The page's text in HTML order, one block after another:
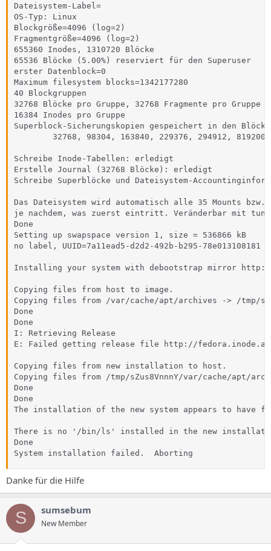
Dateisystem-Label=
OS-Typ: Linux
Blockgröße=4096 (log=2)
Fragmentgröße=4096 (log=2)
655360 Inodes, 1310720 Blöcke
65536 Blöcke (5.00%) reserviert für den Superuser
erster Datenblock=0
Maximum filesystem blocks=1342177280
40 Blockgruppen
32768 Blöcke pro Gruppe, 32768 Fragmente pro Gruppe
16384 Inodes pro Gruppe
Superblock-Sicherungskopien gespeichert in den
32768, 98304, 163840, 229376, 294912,
Schreibe Inode-Tabellen:
Erstelle Journal (32768 Blöcke): erledigt
Schreibe Superblöcke und Dateisystem-
Das Dateisystem wird automatisch alle 35 Mounts
je nachdem, was zuerst eintritt. Veränderbar mit
Done
Setting up swapspace version 1, size = 536866 kB
no label, UUID=7a11ead5-d2d2-492b-b295-78e013108181
Installing your system with debootstrap mirror
Copying files from host to image.
Copying files from /var/cache/apt/archives -> /tmp/
Done
Done
I: Retrieving Release
E: Failed getting release file http://fedora.inode.at/
Copying files from new installation to host.
Copying files from /tmp/sZus8VnnnY/var/cache/apt/
Done
Done
The installation of the new system appears to have
There is no '/bin/ls' installed in the new
Done
System installation failed.  Aborting
Danke für die Hilfe
S sumsebum
New Member